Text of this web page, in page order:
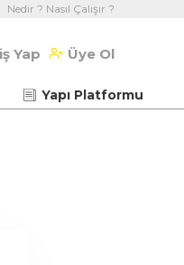
Nedir ? Nasıl Çalışır ?
Yap Üye Ol
Yapı Platformu